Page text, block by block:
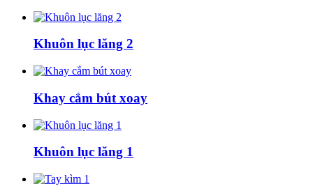
Khuôn lục lăng 2
Khay cắm bút xoay
Khuôn lục lăng 1